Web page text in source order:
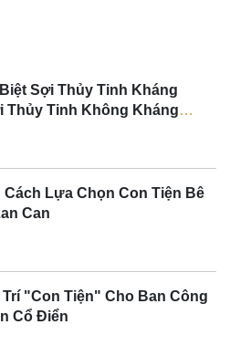
Sợi Thủy Tinh Kháng
Thủy Tinh Không Kháng
Cách Lựa Chọn Con Tiện Bê
Can
"Con Tiện" Cho Ban Công
Cổ Điển